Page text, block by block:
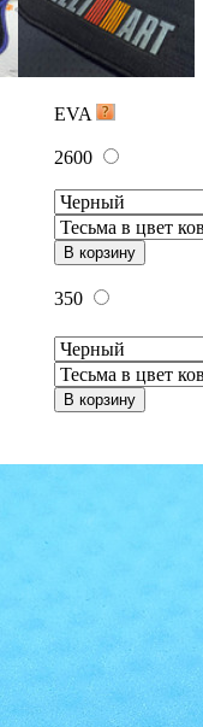
EVA
2600
В корзину
350
В корзину